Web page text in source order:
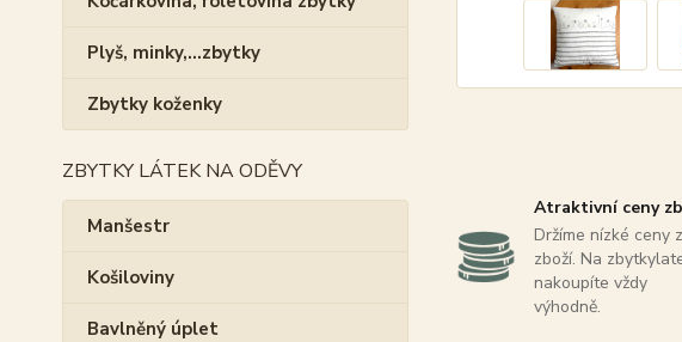
Plyš, minky,...zbytky
Zbytky koženky
ZBYTKY LÁTEK NA ODĚVY
Manšestr
Košiloviny
Bavlněný úplet
Atraktivní ceny
Držíme nízké ceny
zboží. Na
nakoupíte vždy
výhodně.